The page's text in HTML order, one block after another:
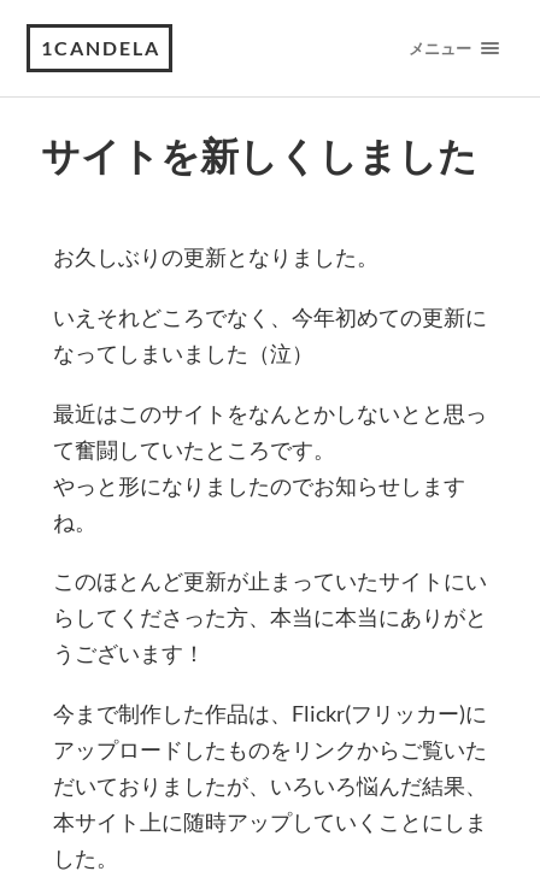
1CANDELA メニュー
サイトを新しくしました
お久しぶりの更新となりました。
いえそれどころでなく、今年初めての更新に
なってしまいました（泣）
最近はこのサイトをなんとかしないとと思っ
て奮闘していたところです。
やっと形になりましたのでお知らせします
ね。
このほとんど更新が止まっていたサイトにい
らしてくださった方、本当に本当にありがと
うございます！
今まで制作した作品は、Flickr(フリッカー)に
アップロードしたものをリンクからご覧いた
だいておりましたが、いろいろ悩んだ結果、
本サイト上に随時アップしていくことにしま
した。